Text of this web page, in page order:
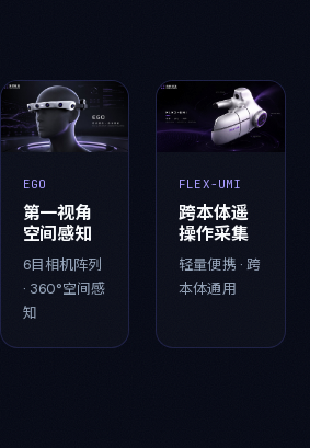
EGO
第一视角
空间感知
6目相机阵列
· 360°空间感
知
FLEX-UMI
跨本体遥
操作采集
轻量便携 · 跨
本体通用